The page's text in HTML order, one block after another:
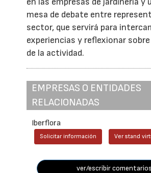
mesa de debate entre
sector, que servirá para
experiencias y reflexionar
de la actividad.
EMPRESAS O ENTIDADES
RELACIONADAS
Iberflora
Solicitar información Ver stand
ver/escribir comentarios